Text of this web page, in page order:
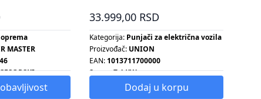
MASTER
33.999,00 RSD
Kategorija: Punjači za električna vozila
Proizvođač: UNION
EAN:1013711700000
Snaga:7.4 KW
Dodaj u korpu